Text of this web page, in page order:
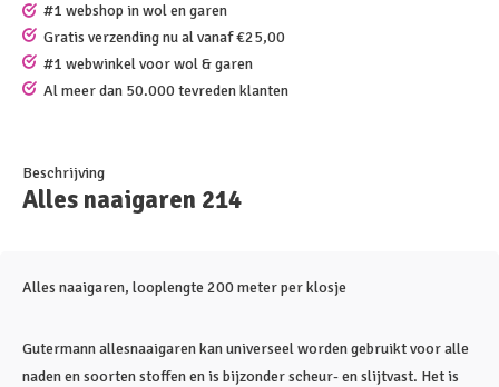
#1 webshop in wol en garen
Gratis verzending nu al vanaf €25,00
#1 webwinkel voor wol & garen
Al meer dan 50.000 tevreden klanten
Beschrijving
Alles naaigaren 214
Alles naaigaren, looplengte 200 meter per klosje
Gutermann allesnaaigaren kan universeel worden gebruikt voor alle
naden en soorten stoffen en is bijzonder scheur- en slijtvast. Het is